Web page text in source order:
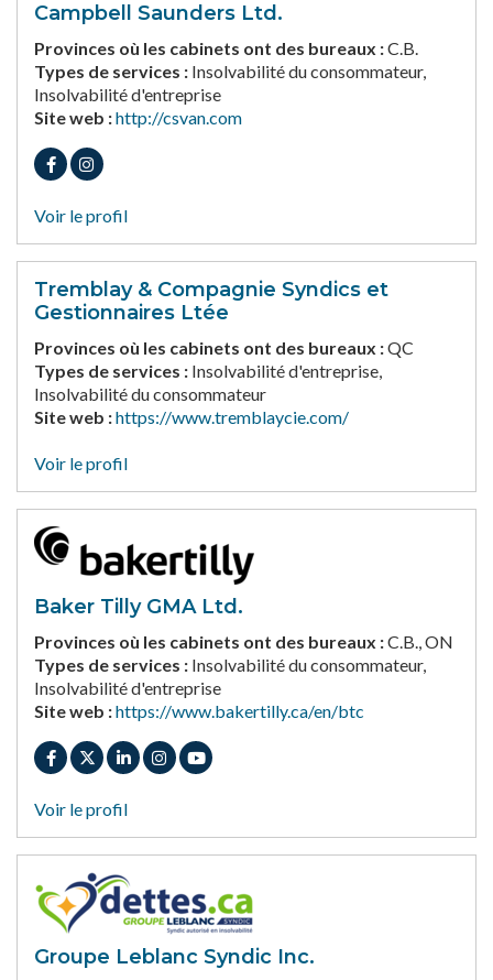
Campbell Saunders Ltd.
Provinces où les cabinets ont des bureaux :C.B.
Types de services : Insolvabilité du consommateur,
Insolvabilité d'entreprise
Site web :http://csvan.com
Voir le profil
Tremblay & Compagnie Syndics et
Gestionnaires Ltée
Provinces où les cabinets ont des bureaux :QC
Types de services : Insolvabilité d'entreprise,
Insolvabilité du consommateur
Site web :https://www.tremblaycie.com/
Voir le profil
Baker Tilly GMA Ltd.
Provinces où les cabinets ont des bureaux :C.B., ON
Types de services : Insolvabilité du consommateur,
Insolvabilité d'entreprise
Site web :https://www.bakertilly.ca/en/btc
Voir le profil
Groupe Leblanc Syndic Inc.